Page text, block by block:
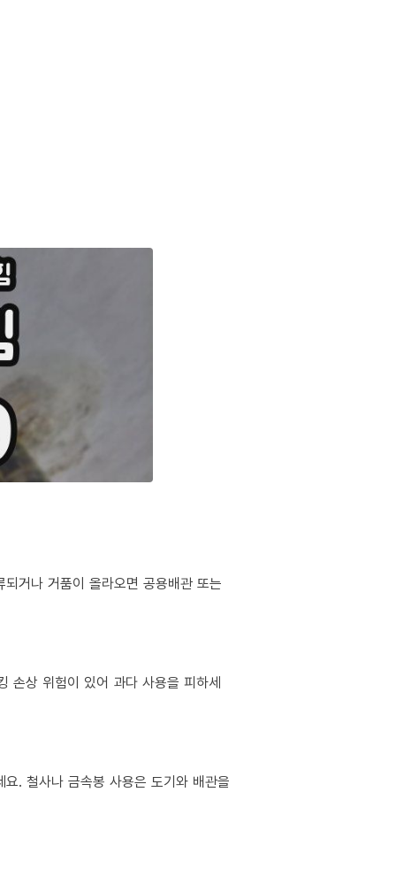
거나 거품이 올라오면 공용배관 또는
손상 위험이 있어 과다 사용을 피하세
. 철사나 금속봉 사용은 도기와 배관을